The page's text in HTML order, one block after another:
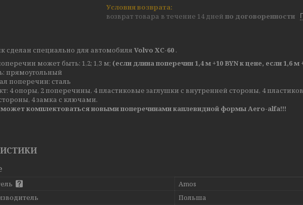
возврат товара в течение 14 дней по договоренности
сделан специально для автомобиля Volvo XC-60 .
может быть: 1,2; 1,3 м; (если длина поперечин 1,4 м +10 BYN к цене, если 1,6 м
прямоугольный
поперечин: сталь
4 опоры, 2 поперечины, 4 пластиковые заглушки с внутренней стороны, 4
4 замка с ключами.
комплектоваться новыми поперечинами каплевидной формы Aero-alfa!!!
Amos
Польша